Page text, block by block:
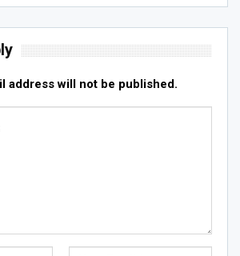
address will not be published.